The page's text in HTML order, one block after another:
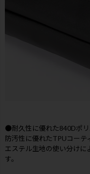
●耐久性に優れた840Dポ
防汚性に優れたTPUコーテ
エステル生地の使い分けに
す。